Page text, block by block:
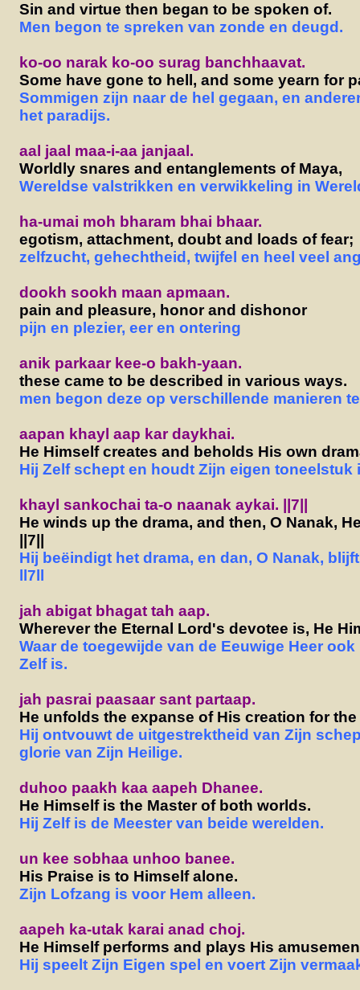
Sin and virtue then began to be spoken of.
Men begon te spreken van zonde en deugd.
ko-oo narak ko-oo surag banchhaavat.
Some have gone to hell, and some yearn for
Sommigen zijn naar de hel gegaan, en
het paradijs.
aal jaal maa-i-aa janjaal.
Worldly snares and entanglements of Maya,
Wereldse valstrikken en verwikkeling in
ha-umai moh bharam bhai bhaar.
egotism, attachment, doubt and loads of fear;
zelfzucht, gehechtheid, twijfel en heel veel
dookh sookh maan apmaan.
pain and pleasure, honor and dishonor
pijn en plezier, eer en ontering
anik parkaar kee-o bakh-yaan.
these came to be described in various ways.
men begon deze op verschillende manieren
aapan khayl aap kar daykhai.
He Himself creates and beholds His own
Hij Zelf schept en houdt Zijn eigen toneelstuk
khayl sankochai ta-o naanak aykai. ||7||
He winds up the drama, and then, O Nanak,
||7||
Hij beëindigt het drama, en dan, O Nanak,
ll7ll
jah abigat bhagat tah aap.
Wherever the Eternal Lord's devotee is, He
Waar de toegewijde van de Eeuwige Heer
Zelf is.
jah pasrai paasaar sant partaap.
He unfolds the expanse of His creation for
Hij ontvouwt de uitgestrektheid van Zijn
glorie van Zijn Heilige.
duhoo paakh kaa aapeh Dhanee.
He Himself is the Master of both worlds.
Hij Zelf is de Meester van beide werelden.
un kee sobhaa unhoo banee.
His Praise is to Himself alone.
Zijn Lofzang is voor Hem alleen.
aapeh ka-utak karai anad choj.
He Himself performs and plays His
Hij speelt Zijn Eigen spel en voert Zijn